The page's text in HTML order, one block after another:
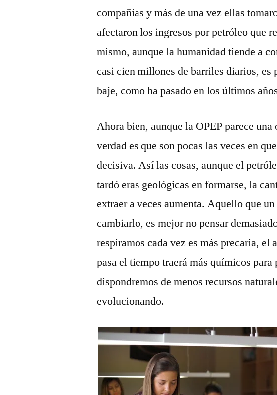
compañías y más de una vez ellas
afectaron los ingresos por petróleo que
mismo, aunque la humanidad tiende a
casi cien millones de barriles diarios,
baje, como ha pasado en los últimos
Ahora bien, aunque la OPEP parece
verdad es que son pocas las veces en
decisiva. Así las cosas, aunque el
tardó eras geológicas en formarse, la
extraer a veces aumenta. Aquello que
cambiarlo, es mejor no pensar
respiramos cada vez es más precaria, el
pasa el tiempo traerá más químicos
dispondremos de menos recursos
evolucionando.